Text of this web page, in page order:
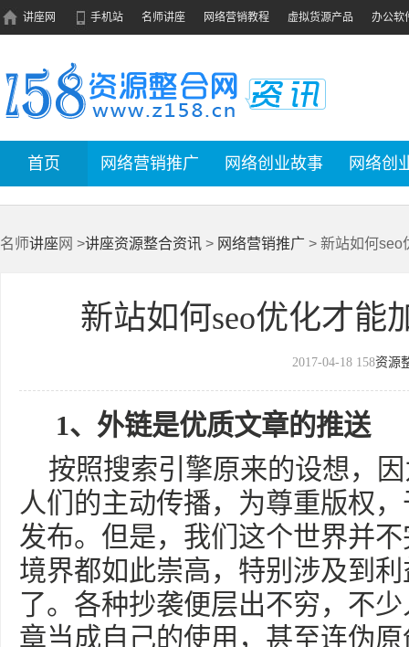
讲座网 手机站 名师讲座 网络营销教程 虚拟货源产品 办公软
首页 网络营销推广 网络创业故事 网络创
名师讲座网 >讲座资源整合资讯 > 网络营销推广 > 新站如何seo
新站如何seo优化才能
2017-04-18 158资源
1、外链是优质文章的推送
按照搜索引擎原来的设想，
人们的主动传播，为尊重版权
发布。但是，我们这个世界并
境界都如此崇高，特别涉及到
了。各种抄袭便层出不穷，不
章当成自己的使用，甚至连伪